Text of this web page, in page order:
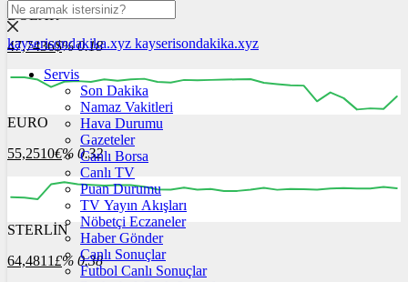
DOLAR
47,7436$% 0.18
12:00 13:00 14:00
EURO
55,2510€% 0.32
12:00 13:00 14:00
STERLİN
64,4811£% 0.38
kayserisondakika.xyz kayserisondakika.xyz
Servis
Son Dakika
Namaz Vakitleri
Hava Durumu
Gazeteler
Canlı Borsa
Canlı TV
Puan Durumu
TV Yayın Akışları
Nöbetçi Eczaneler
Haber Gönder
Canlı Sonuçlar
Futbol Canlı Sonuçlar